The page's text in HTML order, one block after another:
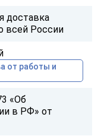
доставка
всей России
от работы и
«Об
в РФ» от